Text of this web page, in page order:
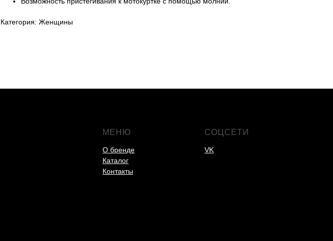
Категория: Женщины
МЕНЮ
О бренде
Каталог
Контакты
СОЦСЕТИ
VK